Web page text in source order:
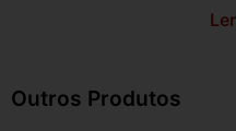
Outros Produtos